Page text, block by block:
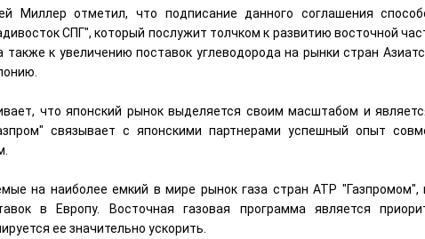
Миллер отметил, что подписание данного соглашения
СПГ", который послужит толчком к развитию восточной
также к увеличению поставок углеводорода на рынки стран
что японский рынок выделяется своим масштабом и
связывает с японскими партнерами успешный опыт
на наиболее емкий в мире рынок газа стран АТР
в Европу. Восточная газовая программа является
ее значительно ускорить.